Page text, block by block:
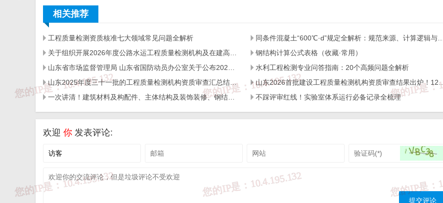
保证其独立运作，并识别、消除与其他部门或岗位可能存在影响其判断的独立性和诚实性的风险。
[对应《评审准则》条款2.8.3]
（从业人员承诺见2.9.1）
[对应《评审准则》条款2.8.4]
第2部分 人员管理
检验检测人员一览表（花名册），应能在人员教育背景、资格、工作经历、岗位设置、人员数量等方面体现与
其从事检验检测活动相适应。领域或行业有特殊要求的，还应体现其高级职称、中级职称或同等能力人员的比例。
岗位职责和任职要求，对技术人员和管理人员的岗位职责、任职要求、授权条件、能力确认、能力保持和人员
人员变更记录，涉及法定代表人、最高管理者、技术负责人、授权签字人变更的，还应提供相关人员变更的审
批表。
相关推荐
工程质量检测资质核准七大领域常见问题全解析
同条件混凝土“600℃·d”规定全解析：规范
钢结构计算公式表格（收藏·常用）
水利工程检测专业问答指南：20个高频问题全解析
山东2025年度三十一批的工程质量检测机构资质审查汇总结果出炉！400+机构通关，行业格局迎新变化
山东2026首批建设工程质量检测机构资质
不踩评审红线！实验室体系运行必备记录全梳理
欢迎 你 发表评论: